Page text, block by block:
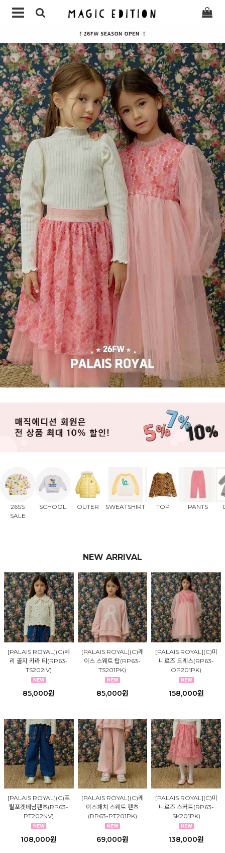
26SS
SALE
SCHOOL OUTER SWEATSHIRT TOP PANTS
NEW ARRIVAL
[PALAIS ROYAL](C)체
리 골지 카라 티(RP63-
TS202IV)
85,000원
[PALAIS ROYAL](C)레
이스 스웨트 탑(RP63-
TS201PK)
85,000원
[PALAIS ROYAL](C)미
니로즈 드레스(RP63-
OP201PK)
158,000원
[PALAIS ROYAL](C)프
릴포켓데님팬츠(RP63-
PT202NV)
108,000원
[PALAIS ROYAL](C)레
이스패치 스웨트 팬츠
(RP63-PT201PK)
69,000원
[PALAIS ROYAL](C)미
니로즈 스커트(RP63-
SK201PK)
138,000원